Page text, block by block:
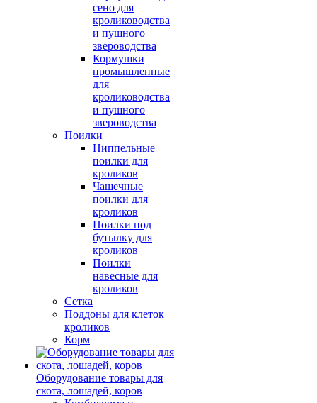
сено для
кролиководства
и пушного
звероводства
Кормушки
промышленные
для
кролиководства
и пушного
звероводства
Поилки
Ниппельные
поилки для
кроликов
Чашечные
поилки для
кроликов
Поилки под
бутылку для
кроликов
Поилки
навесные для
кроликов
Сетка
Поддоны для клеток
кроликов
Корм
Оборудование товары для
скота, лошадей, коров